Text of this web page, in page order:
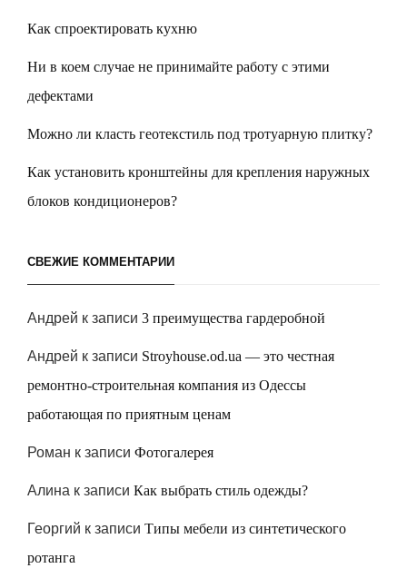
Как спроектировать кухню
Ни в коем случае не принимайте работу с этими
дефектами
Можно ли класть геотекстиль под тротуарную плитку?
Как установить кронштейны для крепления наружных
блоков кондиционеров?
СВЕЖИЕ КОММЕНТАРИИ
Андрей к записи 3 преимущества гардеробной
Андрей к записи Stroyhouse.od.ua — это честная
ремонтно-строительная компания из Одессы
работающая по приятным ценам
Роман к записи Фотогалерея
Алина к записи Как выбрать стиль одежды?
Георгий к записи Типы мебели из синтетического
ротанга